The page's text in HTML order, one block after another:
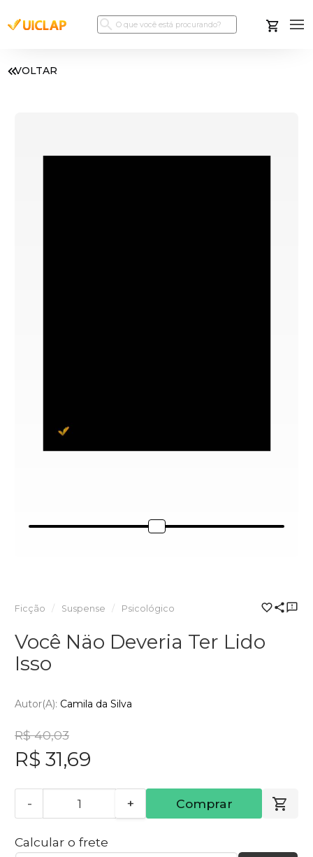
VOLTAR
Ficção Suspense Psicológico
Você Näo Deveria Ter Lido
Isso
Autor(a): Camila da Silva
R$ 40,03
R$ 31,69
- + Comprar
Calcular o frete